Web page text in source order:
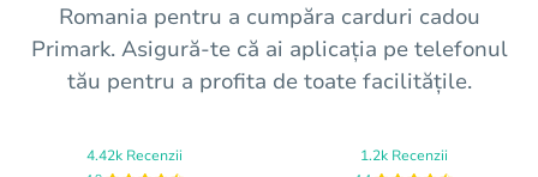
Romania pentru a cumpăra carduri cadou
Primark. Asigură-te că ai aplicația pe telefonul
tău pentru a profita de toate facilitățile.
4.42k Recenzii 1.2k Recenzii